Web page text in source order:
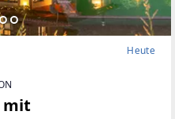
Heute
mit